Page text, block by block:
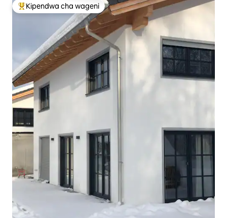
Kipendwa maarufu cha wageni
Kipendwa cha wageni